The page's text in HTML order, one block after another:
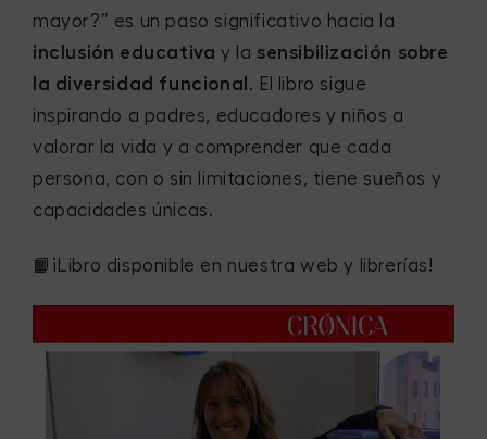
mayor?” es un paso significativo hacia la
inclusión educativay la sensibilización sobre
la diversidad funcional . El libro sigue
inspirando a padres, educadores y niños a
valorar la vida y a comprender que cada
persona, con o sin limitaciones, tiene sueños y
capacidades únicas.
📙¡Libro disponible en nuestra web y librerías!